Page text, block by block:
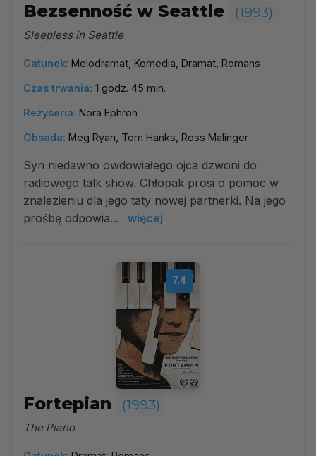
Bezsenność w Seattle (1993)
Sleepless in Seattle
Gatunek: Melodramat, Komedia, Dramat, Romans
Czas trwania: 1 godz. 45 min.
Reżyseria: Nora Ephron
Obsada: Meg Ryan, Tom Hanks, Ross Malinger
Syn niedawno owdowiałego ojca dzwoni do
radiowego talk show. Chłopak prosi o pomoc w
znalezieniu dla jego taty nowej partnerki. Na jego
prośbę odpowia...
więcej
7.4
Fortepian (1993)
The Piano